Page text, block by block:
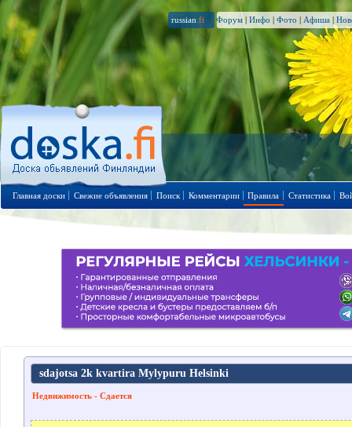
russian .fi Форум | Инфо | Фото | Афиша |
Главная доски Свежие объявления Поиск Комментарии Правила Статистика
sdajotsa 2k kvartira Mylypuru Helsinki
Недвижимость - Сдается